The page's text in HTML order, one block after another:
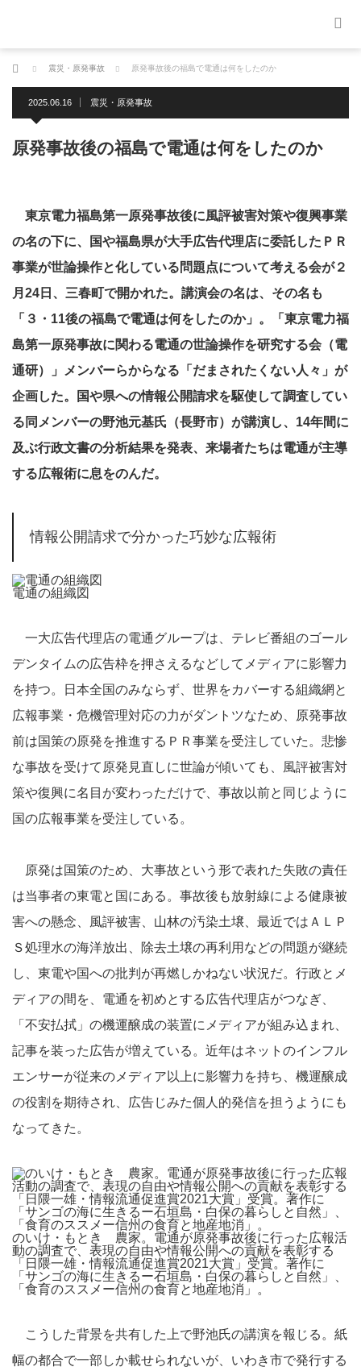
ホーム 震災・原発事故 原発事故後の福島で電通は何をしたのか
2025.06.16 震災・原発事故
原発事故後の福島で電通は何をしたのか
東京電力福島第一原発事故後に風評被害対策や復興事業
の名の下に、国や福島県が大手広告代理店に委託したＰＲ
事業が世論操作と化している問題点について考える会が２
月24日、三春町で開かれた。講演会の名は、その名も
「３・11後の福島で電通は何をしたのか」。「東京電力福
島第一原発事故に関わる電通の世論操作を研究する会（電
通研）」メンバーらからなる「だまされたくない人々」が
企画した。国や県への情報公開請求を駆使して調査してい
る同メンバーの野池元基氏（長野市）が講演し、14年間に
及ぶ行政文書の分析結果を発表、来場者たちは電通が主導
する広報術に息をのんだ。
情報公開請求で分かった巧妙な広報術
電通の組織図
一大広告代理店の電通グループは、テレビ番組のゴール
デンタイムの広告枠を押さえるなどしてメディアに影響力
を持つ。日本全国のみならず、世界をカバーする組織網と
広報事業・危機管理対応の力がダントツなため、原発事故
前は国策の原発を推進するＰＲ事業を受注していた。悲惨
な事故を受けて原発見直しに世論が傾いても、風評被害対
策や復興に名目が変わっただけで、事故以前と同じように
国の広報事業を受注している。
原発は国策のため、大事故という形で表れた失敗の責任
は当事者の東電と国にある。事故後も放射線による健康被
害への懸念、風評被害、山林の汚染土壌、最近ではＡＬＰ
Ｓ処理水の海洋放出、除去土壌の再利用などの問題が継続
し、東電や国への批判が再燃しかねない状況だ。行政とメ
ディアの間を、電通を初めとする広告代理店がつなぎ、
「不安払拭」の機運醸成の装置にメディアが組み込まれ、
記事を装った広告が増えている。近年はネットのインフル
エンサーが従来のメディア以上に影響力を持ち、機運醸成
の役割を期待され、広告じみた個人的発信を担うようにも
なってきた。
のいけ・もとき 農家。電通が原発事故後に行った広報活
動の調査で、表現の自由や情報公開への貢献を表彰する
「日隈一雄・情報流通促進賞2021大賞」受賞。著作に
「サンゴの海に生きるー石垣島・白保の暮らしと自然」、
「食育のススメー信州の食育と地産地消」。
こうした背景を共有した上で野池氏の講演を報じる。紙
幅の都合で一部しか載せられないが、いわき市で発行する